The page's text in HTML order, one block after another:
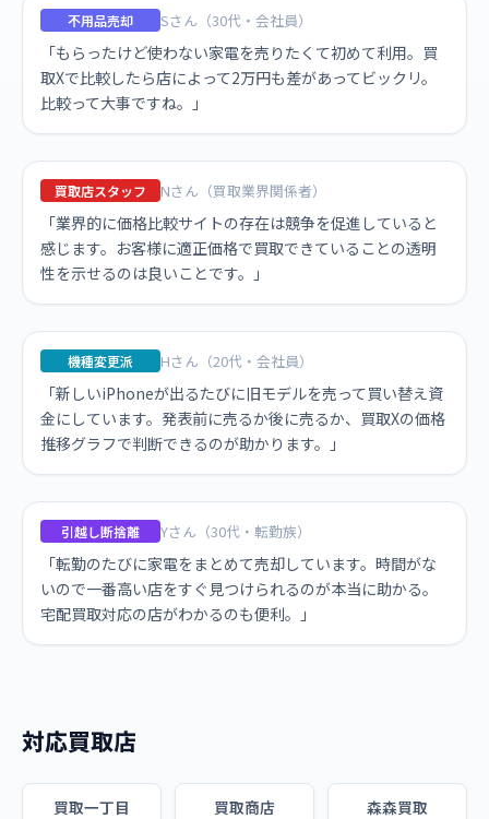
不用品売却 Sさん（30代・会社員）
「もらったけど使わない家電を売りたくて初めて利用。買
取Xで比較したら店によって2万円も差があってビックリ。
比較って大事ですね。」
買取店スタッフ Nさん（買取業界関係者）
「業界的に価格比較サイトの存在は競争を促進していると
感じます。お客様に適正価格で買取できていることの透明
性を示せるのは良いことです。」
機種変更派 Hさん（20代・会社員）
「新しいiPhoneが出るたびに旧モデルを売って買い替え資
金にしています。発表前に売るか後に売るか、買取Xの価格
推移グラフで判断できるのが助かります。」
引越し断捨離 Yさん（30代・転勤族）
「転勤のたびに家電をまとめて売却しています。時間がな
いので一番高い店をすぐ見つけられるのが本当に助かる。
宅配買取対応の店がわかるのも便利。」
対応買取店
買取一丁目 買取商店 森森買取